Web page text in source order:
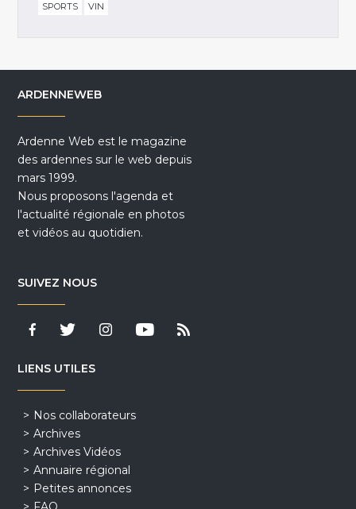
SPORTS
VIN
ARDENNEWEB
Ardenne Web est le magazine
des ardennes sur le web depuis
mars 1999.
Nous proposons l'agenda et
l'actualité régionale en photos
et vidéos au quotidien.
SUIVEZ NOUS
LIENS UTILES
Nos collaborateurs
Archives
Archives Vidéos
Annuaire régional
Petites annonces